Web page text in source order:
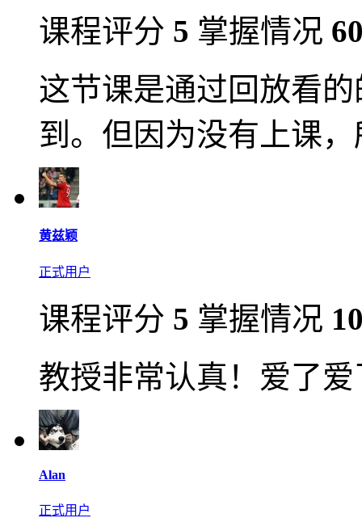
课程评分 5 掌握情况
这节课是通过回放看
到。但因为没有上课
黄兹颖
正式用户
课程评分 5 掌握情况
教授非常认真！爱了爱
Alan
正式用户